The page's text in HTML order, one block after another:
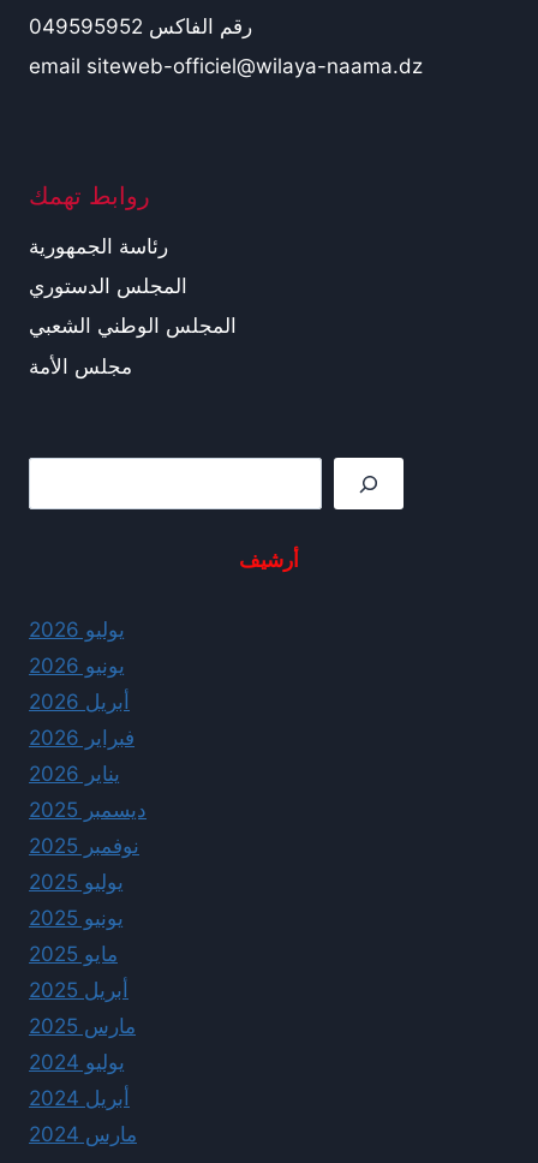
رقم الفاكس 049595952
email siteweb-officiel@wilaya-naama.dz
روابط تهمك
رئاسة الجمهورية
المجلس الدستوري
المجلس الوطني الشعبي
مجلس الأمة
أرشيف
يوليو 2026
يونيو 2026
أبريل 2026
فبراير 2026
يناير 2026
ديسمبر 2025
نوفمبر 2025
يوليو 2025
يونيو 2025
مايو 2025
أبريل 2025
مارس 2025
يوليو 2024
أبريل 2024
مارس 2024